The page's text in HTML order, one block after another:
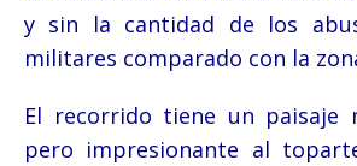
y sin la cantidad de los
militares comparado con la
El recorrido tiene un paisaje
pero impresionante al